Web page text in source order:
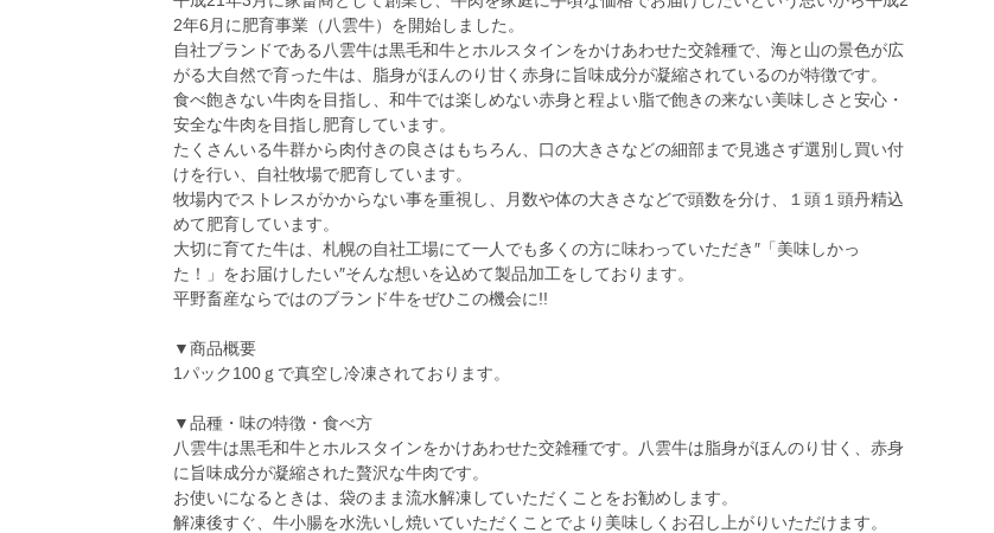
2年6月に肥育事業（八雲牛）を開始しました。
自社ブランドである八雲牛は黒毛和牛とホルスタインをかけあわせた交雑種で、海と山の景色が広
がる大自然で育った牛は、脂身がほんのり甘く赤身に旨味成分が凝縮されているのが特徴です。
食べ飽きない牛肉を目指し、和牛では楽しめない赤身と程よい脂で飽きの来ない美味しさと安心・
安全な牛肉を目指し肥育しています。
たくさんいる牛群から肉付きの良さはもちろん、口の大きさなどの細部まで見逃さず選別し買い付
けを行い、自社牧場で肥育しています。
牧場内でストレスがかからない事を重視し、月数や体の大きさなどで頭数を分け、１頭１頭丹精込
めて肥育しています。
大切に育てた牛は、札幌の自社工場にて一人でも多くの方に味わっていただき″「美味しかっ
た！」をお届けしたい″そんな想いを込めて製品加工をしております。
平野畜産ならではのブランド牛をぜひこの機会に!!
▼商品概要
1パック100ｇで真空し冷凍されております。
▼品種・味の特徴・食べ方
八雲牛は黒毛和牛とホルスタインをかけあわせた交雑種です。八雲牛は脂身がほんのり甘く、赤身
に旨味成分が凝縮された贅沢な牛肉です。
お使いになるときは、袋のまま流水解凍していただくことをお勧めします。
解凍後すぐ、牛小腸を水洗いし焼いていただくことでより美味しくお召し上がりいただけます。